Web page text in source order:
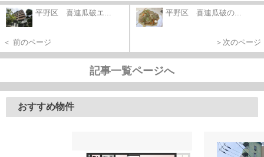
平野区 喜連瓜破エ...
＜ 前のページ
平野区 喜連瓜破の...
＞次のページ
記事一覧ページへ
おすすめ物件